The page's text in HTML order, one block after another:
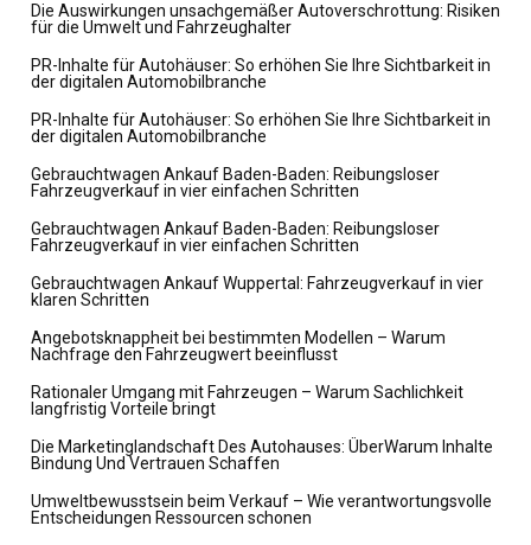
Die Auswirkungen unsachgemäßer Autoverschrottung: Risiken
für die Umwelt und Fahrzeughalter
PR-Inhalte für Autohäuser: So erhöhen Sie Ihre Sichtbarkeit in
der digitalen Automobilbranche
PR-Inhalte für Autohäuser: So erhöhen Sie Ihre Sichtbarkeit in
der digitalen Automobilbranche
Gebrauchtwagen Ankauf Baden-Baden: Reibungsloser
Fahrzeugverkauf in vier einfachen Schritten
Gebrauchtwagen Ankauf Baden-Baden: Reibungsloser
Fahrzeugverkauf in vier einfachen Schritten
Gebrauchtwagen Ankauf Wuppertal: Fahrzeugverkauf in vier
klaren Schritten
Angebotsknappheit bei bestimmten Modellen – Warum
Nachfrage den Fahrzeugwert beeinflusst
Rationaler Umgang mit Fahrzeugen – Warum Sachlichkeit
langfristig Vorteile bringt
Die Marketinglandschaft Des Autohauses: ÜberWarum Inhalte
Bindung Und Vertrauen Schaffen
Umweltbewusstsein beim Verkauf – Wie verantwortungsvolle
Entscheidungen Ressourcen schonen